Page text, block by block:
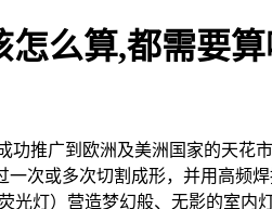
么算,都需要
推广到欧洲及美洲国家的天花
次或多次切割成形，并用高频
光灯）营造梦幻般、无影的室内